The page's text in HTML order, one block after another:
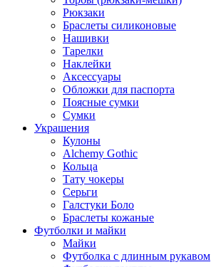
Рюкзаки
Браслеты силиконовые
Нашивки
Тарелки
Наклейки
Аксессуары
Обложки для паспорта
Поясные сумки
Сумки
Украшения
Кулоны
Alchemy Gothic
Кольца
Тату чокеры
Серьги
Галстуки Боло
Браслеты кожаные
Футболки и майки
Майки
Футболка с длинным рукавом